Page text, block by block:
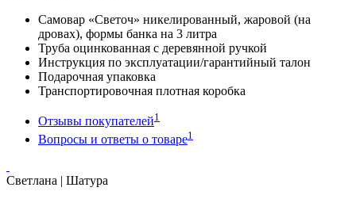
Самовар «Светоч» никелированный, жаровой (на
дровах), формы банка на 3 литра
Труба оцинкованная с деревянной ручкой
Инструкция по эксплуатации/гарантийный талон
Подарочная упаковка
Транспортировочная плотная коробка
Отзывы покупателей1
Вопросы и ответы о товаре1
Светлана | Шатура